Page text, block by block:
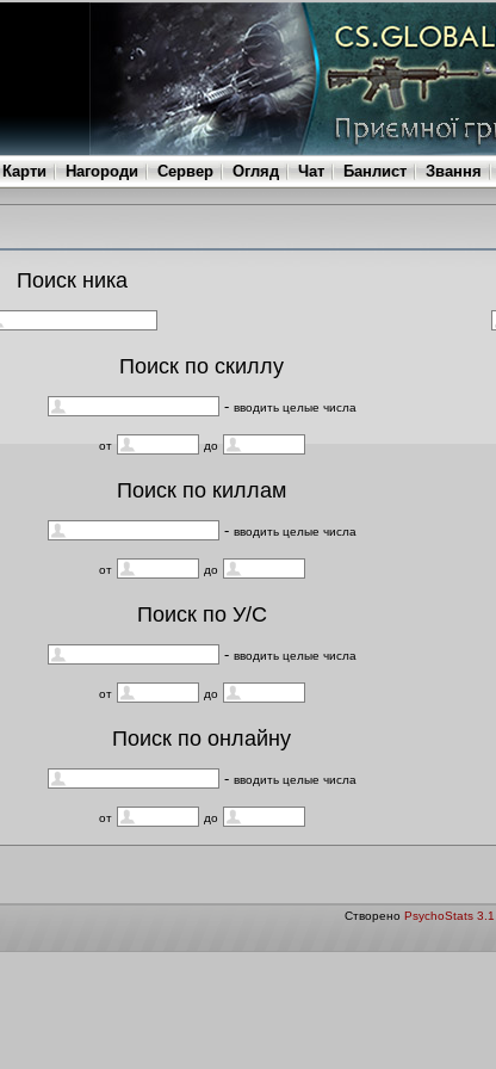
Карти Нагороди Сервер Огляд Чат Банлист Звання
Поиск ника
Поиск по скиллу
- вводить целые числа
от до
Поиск по киллам
- вводить целые числа
от до
Поиск по У/С
- вводить целые числа
от до
Поиск по онлайну
- вводить целые числа
от до
Створено PsychoStats 3.1